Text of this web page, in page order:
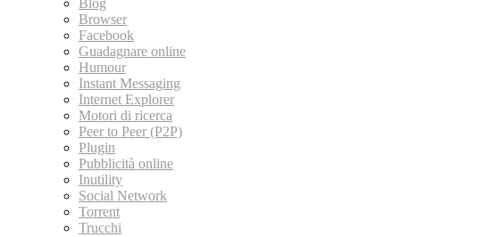
Blog
Browser
Facebook
Guadagnare online
Humour
Instant Messaging
Internet Explorer
Motori di ricerca
Peer to Peer (P2P)
Plugin
Pubblicità online
Inutility
Social Network
Torrent
Trucchi